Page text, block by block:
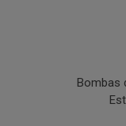
Bombas